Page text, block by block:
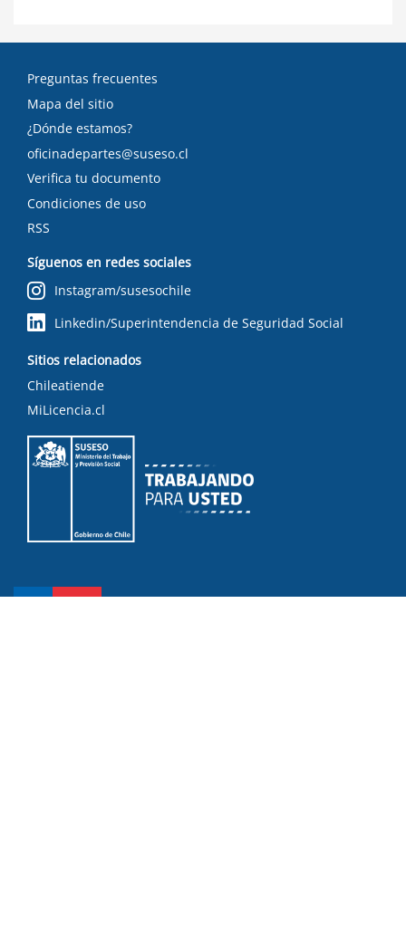
Preguntas frecuentes
Mapa del sitio
¿Dónde estamos?
oficinadepartes@suseso.cl
Verifica tu documento
Condiciones de uso
RSS
Síguenos en redes sociales
Instagram/susesochile
Linkedin/Superintendencia de Seguridad Social
Sitios relacionados
Chileatiende
MiLicencia.cl